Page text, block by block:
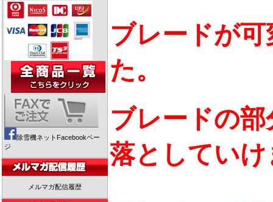
除雪機ネットFacebookペー
ジ
メルマガ配信履歴
ブレードが
た。
ブレードの
落としてい